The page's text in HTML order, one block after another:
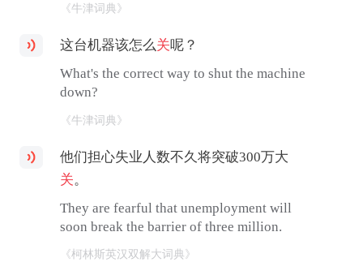
《牛津词典》
这台机器该怎么关呢？
What's the correct way to shut the machine
down?
《牛津词典》
他们担心失业人数不久将突破300万大
关。
They are fearful that unemployment will
soon break the barrier of three million.
《柯林斯英汉双解大词典》